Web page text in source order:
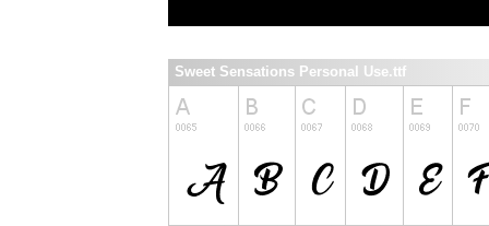
Sweet Sensations Personal Use.ttf